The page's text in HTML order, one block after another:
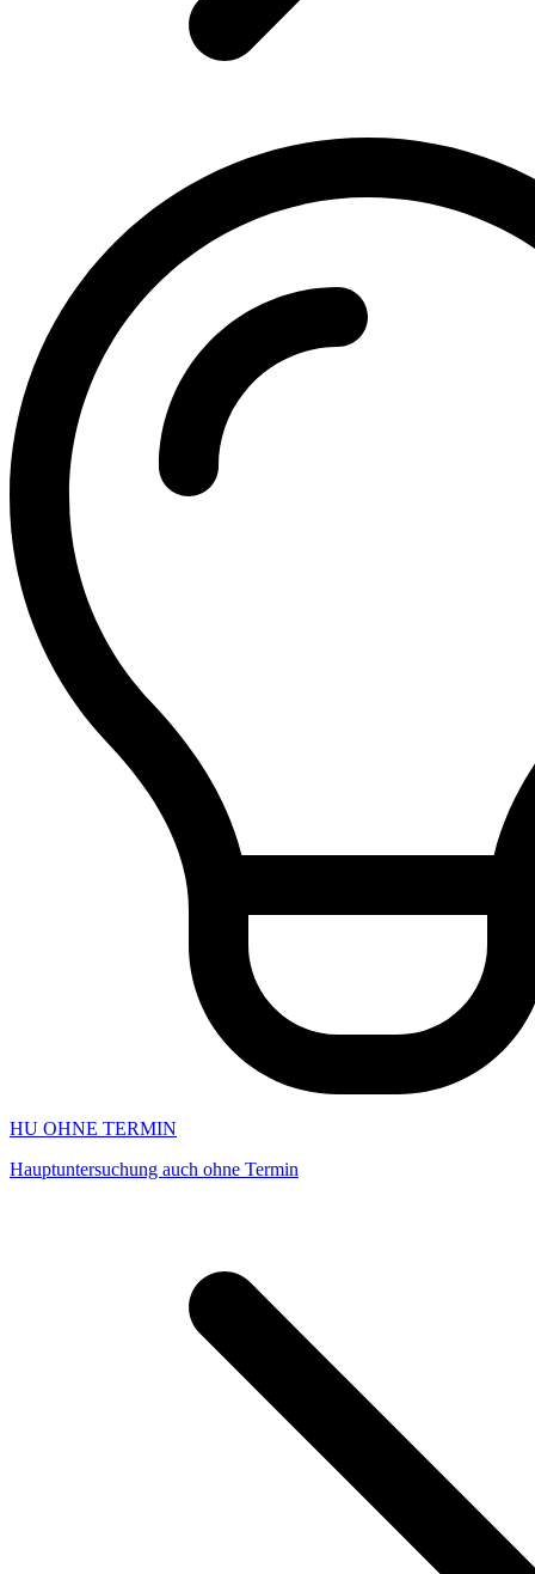
HU OHNE TERMIN
Hauptuntersuchung auch ohne Termin